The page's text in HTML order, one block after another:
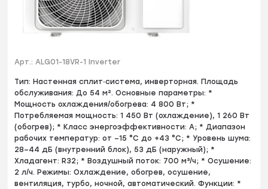
Арт.: ALG01-18VR-1 Inverter
Тип: Настенная сплит‑система, инверторная. Площадь
обслуживания: До 54 м². Основные параметры: *
Мощность охлаждения/обогрева: 4 800 Вт; *
Потребляемая мощность: 1 450 Вт (охлаждение), 1 260 Вт
(обогрев); * Класс энергоэффективности: A; * Диапазон
рабочих температур: от –15 °C до +43 °C; * Уровень шума:
28–44 дБ (внутренний блок), 53 дБ (наружный); *
Хладагент: R32; * Воздушный поток: 700 м³/ч; * Осушение:
2 л/ч. Режимы: Охлаждение, обогрев, осушение,
вентиляция, турбо, ночной, автоматический. Функции: *